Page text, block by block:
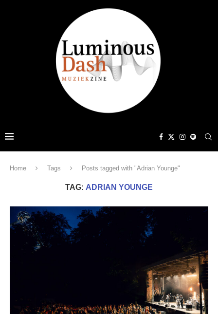
Home Tags Posts tagged with "Adrian Younge"
TAG: ADRIAN YOUNGE